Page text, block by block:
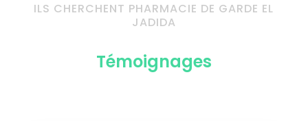
ILS CHERCHENT PHARMACIE DE GARDE EL
JADIDA
Témoignages